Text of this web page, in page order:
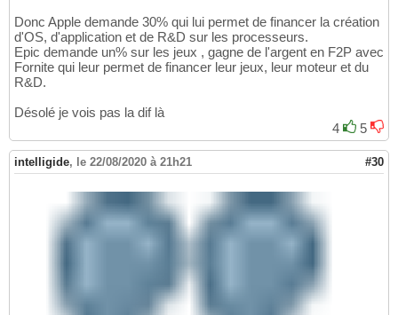
Donc Apple demande 30% qui lui permet de financer la création
d'OS, d'application et de R&D sur les processeurs.
Epic demande un% sur les jeux , gagne de l'argent en F2P avec
Fornite qui leur permet de financer leur jeux, leur moteur et du
R&D.
Désolé je vois pas la dif là
4
5
intelligide, le 22/08/2020 à 21h21 #30